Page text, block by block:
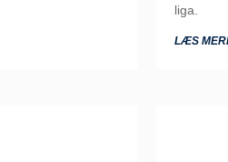
liga.
LÆS